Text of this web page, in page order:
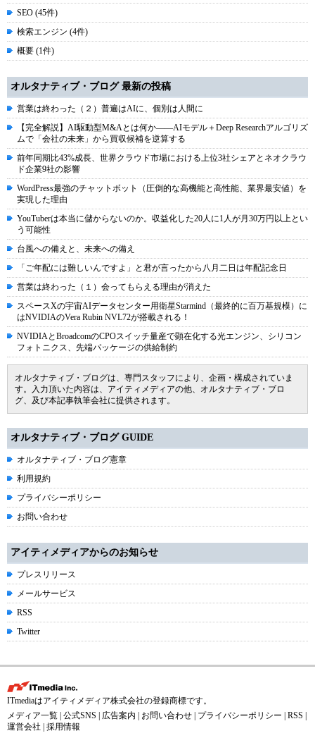
SEO (45件)
検索エンジン (4件)
概要 (1件)
オルタナティブ・ブログ 最新の投稿
営業は終わった（２）普遍はAIに、個別は人間に
【完全解説】AI駆動型M&Aとは何か――AIモデル＋Deep Researchアルゴリズ
ムで「会社の未来」から買収候補を逆算する
前年同期比43%成長、世界クラウド市場における上位3社シェアとネオクラウ
ド企業9社の影響
WordPress最強のチャットボット（圧倒的な高機能と高性能、業界最安値）を
実現した理由
YouTuberは本当に儲からないのか。収益化した20人に1人が月30万円以上とい
う可能性
台風への備えと、未来への備え
「ご年配には難しいんですよ」と君が言ったから八月二日は年配記念日
営業は終わった（１）会ってもらえる理由が消えた
スペースXの宇宙AIデータセンター用衛星Starmind（最終的に百万基規模）に
はNVIDIAのVera Rubin NVL72が搭載される！
NVIDIAとBroadcomのCPOスイッチ量産で顕在化する光エンジン、シリコン
フォトニクス、先端パッケージの供給制約
オルタナティブ・ブログは、専門スタッフにより、企画・構成されていま
す。入力頂いた内容は、アイティメディアの他、オルタナティブ・ブロ
グ、及び本記事執筆会社に提供されます。
オルタナティブ・ブログ GUIDE
オルタナティブ・ブログ憲章
利用規約
プライバシーポリシー
お問い合わせ
アイティメディアからのお知らせ
プレスリリース
メールサービス
RSS
Twitter
ITmediaはアイティメディア株式会社の登録商標です。
メディア一覧 公式SNS 広告案内 お問い合わせ プライバシーポリシー RSS
運営会社
採用情報